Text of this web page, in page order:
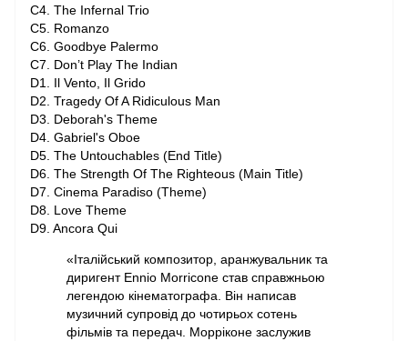
C4. The Infernal Trio
C5. Romanzo
C6. Goodbye Palermo
C7. Don’t Play The Indian
D1. Il Vento, Il Grido
D2. Tragedy Of A Ridiculous Man
D3. Deborah's Theme
D4. Gabriel's Oboe
D5. The Untouchables (End Title)
D6. The Strength Of The Righteous (Main Title)
D7. Cinema Paradiso (Theme)
D8. Love Theme
D9. Ancora Qui
«Італійський композитор, аранжувальник та
диригент Ennio Morricone став справжньою
легендою кінематографа. Він написав
музичний супровід до чотирьох сотень
фільмів та передач. Морріконе заслужив